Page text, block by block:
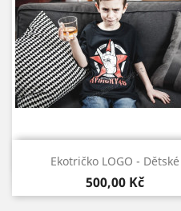
Rychlý náhled
Ekotričko LOGO - Dětské
500,00 Kč